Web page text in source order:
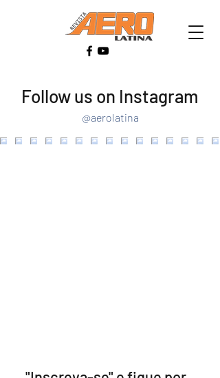
Follow us on Instagram
@aerolatina